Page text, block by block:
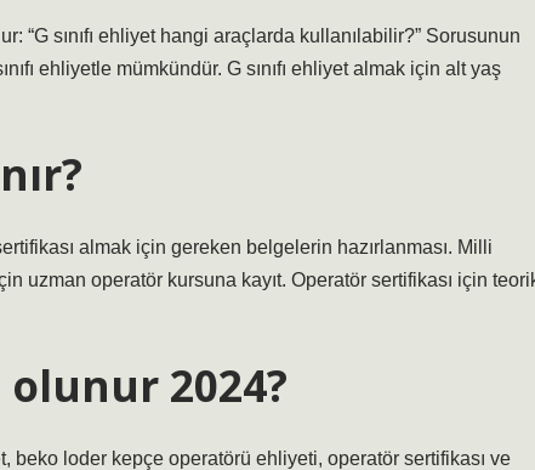
“G sınıfı ehliyet hangi araçlarda kullanılabilir?” Sorusunun
ehliyetle mümkündür. G sınıfı ehliyet almak için alt yaş
almak için gereken belgelerin hazırlanması. Milli
uzman operatör kursuna kayıt. Operatör sertifikası için
2024?
beko loder kepçe operatörü ehliyeti, operatör sertifikası ve